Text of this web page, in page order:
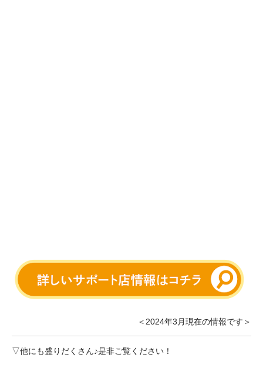
＜2024年3月現在の情報です＞
▽他にも盛りだくさん♪是非ご覧ください！